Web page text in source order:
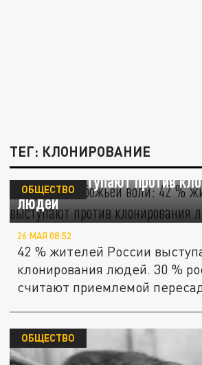
ТЕГ: КЛОНИРОВАНИЕ
Нарушение божьей воли: 42
России выступают против
людей
ОБЩЕСТВО
26 МАЯ 08:52
42 % жителей России
клонирования людей. 30 %
считают приемлемой
ОБЩЕСТВО